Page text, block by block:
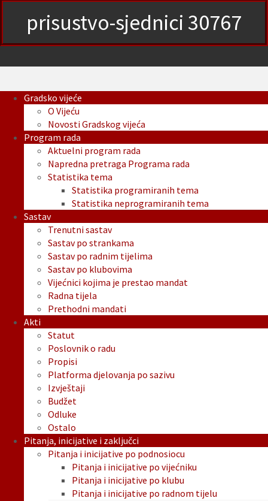
prisustvo-sjednici 30767
Gradsko vijeće
O Vijeću
Novosti Gradskog vijeća
Program rada
Aktuelni program rada
Napredna pretraga Programa rada
Statistika tema
Statistika programiranih tema
Statistika neprogramiranih tema
Sastav
Trenutni sastav
Sastav po strankama
Sastav po radnim tijelima
Sastav po klubovima
Vijećnici kojima je prestao mandat
Radna tijela
Prethodni mandati
Akti
Statut
Poslovnik o radu
Propisi
Platforma djelovanja po sazivu
Izvještaji
Budžet
Odluke
Ostalo
Pitanja, inicijative i zaključci
Pitanja i inicijative po podnosiocu
Pitanja i inicijative po vijećniku
Pitanja i inicijative po klubu
Pitanja i inicijative po radnom tijelu